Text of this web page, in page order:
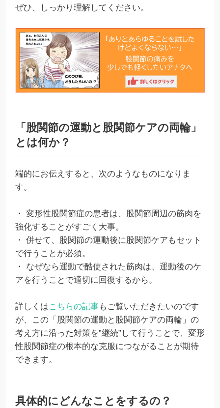
ぜひ、しっかり理解してください。
「股関節の運動と股関節ケアの両輪」
とは何か？
端的にお伝えすると、次のようなものになりま
す。
・ 変形性股関節症の患者は、股関節周辺の筋肉を
強化することがすごく大事。
・ 併せて、股関節の運動後に股関節ケアもセット
で行うことが必須。
・ なぜなら運動で酷使された筋肉は、運動後のケ
アを行うことで適切に回復するから。
詳しくはこちらの記事もご覧いただきたいのです
が、この「股関節の運動と股関節ケアの両輪」の
考え方に沿った対策を”継続”して行うことで、変形
性股関節症の根本的な克服につながることが期待
できます。
具体的にどんなことをするの？